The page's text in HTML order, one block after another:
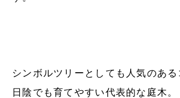
シンボルツリーとしても人気のある
日陰でも育てやすい代表的な庭木。